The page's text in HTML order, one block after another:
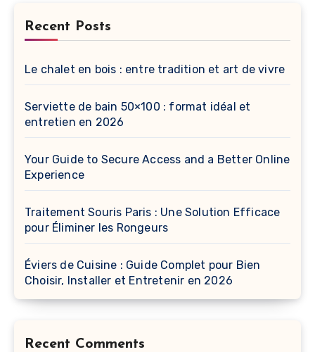
Recent Posts
Le chalet en bois : entre tradition et art de vivre
Serviette de bain 50×100 : format idéal et
entretien en 2026
Your Guide to Secure Access and a Better Online
Experience
Traitement Souris Paris : Une Solution Efficace
pour Éliminer les Rongeurs
Éviers de Cuisine : Guide Complet pour Bien
Choisir, Installer et Entretenir en 2026
Recent Comments